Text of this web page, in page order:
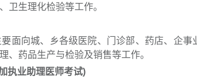
卫生理化检验等工作。
向城、乡各级医院、门诊部、药店、企事
、药品生产与检验及销售等工作。
执业助理医师考试)